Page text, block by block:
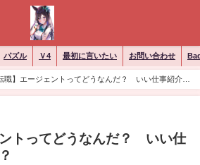
パズル Ｖ4 最初に言いたい お問い合わせ
職】エージェントってどうなんだ？ いい仕事紹介し
ントってどうなんだ？ いい仕